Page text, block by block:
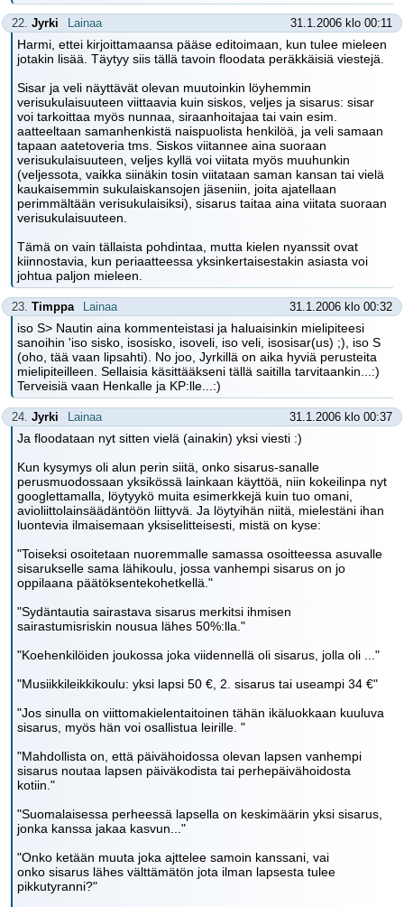
22. Jyrki Lainaa 31.1.2006 klo 00:11
Harmi, ettei kirjoittamaansa pääse editoimaan, kun tulee mieleen
jotakin lisää. Täytyy siis tällä tavoin floodata peräkkäisiä viestejä.
Sisar ja veli näyttävät olevan muutoinkin löyhemmin
verisukulaisuuteen viittaavia kuin siskos, veljes ja sisarus: sisar
voi tarkoittaa myös nunnaa, siraanhoitajaa tai vain esim.
aatteeltaan samanhenkistä naispuolista henkilöä, ja veli samaan
tapaan aatetoveria tms. Siskos viitannee aina suoraan
verisukulaisuuteen, veljes kyllä voi viitata myös muuhunkin
(veljessota, vaikka siinäkin tosin viitataan saman kansan tai vielä
kaukaisemmin sukulaiskansojen jäseniin, joita ajatellaan
perimmältään verisukulaisiksi), sisarus taitaa aina viitata suoraan
verisukulaisuuteen.
Tämä on vain tällaista pohdintaa, mutta kielen nyanssit ovat
kiinnostavia, kun periaatteessa yksinkertaisestakin asiasta voi
johtua paljon mieleen.
23. Timppa Lainaa 31.1.2006 klo 00:32
iso S> Nautin aina kommenteistasi ja haluaisinkin mielipiteesi
sanoihin 'iso sisko, isosisko, isoveli, iso veli, isosisar(us) ;), iso S
(oho, tää vaan lipsahti). No joo, Jyrkillä on aika hyviä perusteita
mielipiteilleen. Sellaisia käsittääkseni tällä saitilla tarvitaankin...:)
Terveisiä vaan Henkalle ja KP:lle...:)
24. Jyrki Lainaa 31.1.2006 klo 00:37
Ja floodataan nyt sitten vielä (ainakin) yksi viesti :)
Kun kysymys oli alun perin siitä, onko sisarus-sanalle
perusmuodossaan yksikössä lainkaan käyttöä, niin kokeilinpa nyt
googlettamalla, löytyykö muita esimerkkejä kuin tuo omani,
avioliittolainsäädäntöön liittyvä. Ja löytyihän niitä, mielestäni ihan
luontevia ilmaisemaan yksiselitteisesti, mistä on kyse:
"Toiseksi osoitetaan nuoremmalle samassa osoitteessa asuvalle
sisarukselle sama lähikoulu, jossa vanhempi sisarus on jo
oppilaana päätöksentekohetkellä."
"Sydäntautia sairastava sisarus merkitsi ihmisen
sairastumisriskin nousua lähes 50%:lla."
"Koehenkilöiden joukossa joka viidennellä oli sisarus, jolla oli ..."
"Musiikkileikkikoulu: yksi lapsi 50 €, 2. sisarus tai useampi 34 €"
"Jos sinulla on viittomakielentaitoinen tähän ikäluokkaan kuuluva
sisarus, myös hän voi osallistua leirille. "
"Mahdollista on, että päivähoidossa olevan lapsen vanhempi
sisarus noutaa lapsen päiväkodista tai perhepäivähoidosta
kotiin."
"Suomalaisessa perheessä lapsella on keskimäärin yksi sisarus,
jonka kanssa jakaa kasvun..."
"Onko ketään muuta joka ajttelee samoin kanssani, vai
onko sisarus lähes välttämätön jota ilman lapsesta tulee
pikkutyranni?"